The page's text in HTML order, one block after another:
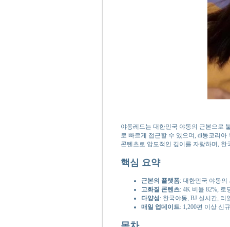
야동레드는 대한민국 야동의 근본으로
로 빠르게 접근할 수 있으며, di동코리
콘텐츠로 압도적인 깊이를 자랑하며,
핵심 요약
근본의 플랫폼: 대한민국 야동의
고화질 콘텐츠: 4K 비율 82%, 로
다양성: 한국야동, BJ 실시간, 리
매일 업데이트: 1,200편 이상 신